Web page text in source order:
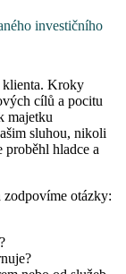
investičního
klienta. Kroky
cílů a pocitu
majetku
sluhou, nikoli
proběhl hladce a
otázky: